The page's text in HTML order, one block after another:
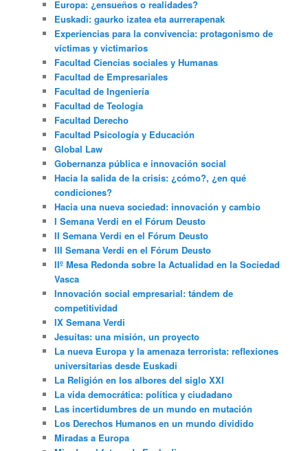
Europa: ¿ensueños o realidades?
Euskadi: gaurko izatea eta aurrerapenak
Experiencias para la convivencia: protagonismo de
víctimas y victimarios
Facultad Ciencias sociales y Humanas
Facultad de Empresariales
Facultad de Ingeniería
Facultad de Teología
Facultad Derecho
Facultad Psicología y Educación
Global Law
Gobernanza pública e innovación social
Hacia la salida de la crisis: ¿cómo?, ¿en qué
condiciones?
Hacia una nueva sociedad: innovación y cambio
I Semana Verdi en el Fórum Deusto
II Semana Verdi en el Fórum Deusto
III Semana Verdi en el Fórum Deusto
IIº Mesa Redonda sobre la Actualidad en la Sociedad
Vasca
Innovación social empresarial: tándem de
competitividad
IX Semana Verdi
Jesuitas: una misión, un proyecto
La nueva Europa y la amenaza terrorista: reflexiones
universitarias desde Euskadi
La Religión en los albores del siglo XXI
La vida democrática: política y ciudadano
Las incertidumbres de un mundo en mutación
Los Derechos Humanos en un mundo dividido
Miradas a Europa